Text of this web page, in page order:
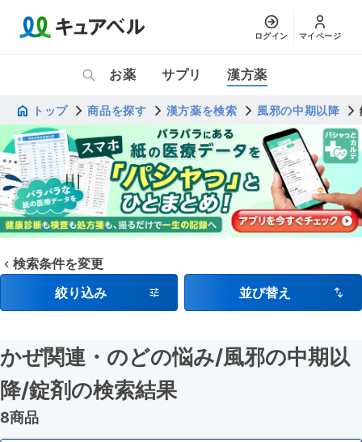
ログイン マイページ
お薬 サプリ 漢方薬
トップ 商品を探す 漢方薬を検索 風邪の中期以降
検索条件を変更
絞り込み
並び替え
かぜ関連・のどの悩み/風邪の中期以
降/錠剤の検索結果
8商品